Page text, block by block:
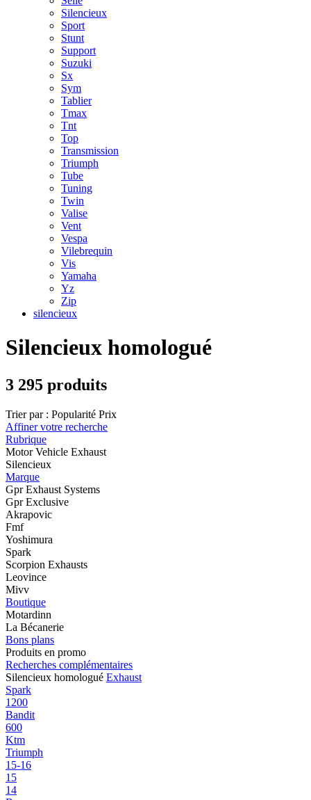
Silencieux
Sport
Stunt
Support
Suzuki
Sx
Sym
Tablier
Tmax
Tnt
Top
Transmission
Triumph
Tube
Tuning
Twin
Valise
Vent
Vespa
Vilebrequin
Vis
Yamaha
Yz
Zip
silencieux
Silencieux homologué
3 295 produits
Trier par : Popularité Prix
Affiner votre recherche
Rubrique
Motor Vehicle Exhaust
Silencieux
Marque
Gpr Exhaust Systems
Gpr Exclusive
Akrapovic
Fmf
Yoshimura
Spark
Scorpion Exhausts
Leovince
Mivv
Boutique
Motardinn
La Bécanerie
Bons plans
Produits en promo
Recherches complémentaires
Silencieux homologué Exhaust
Spark
1200
Bandit
600
Ktm
Triumph
15-16
15
14